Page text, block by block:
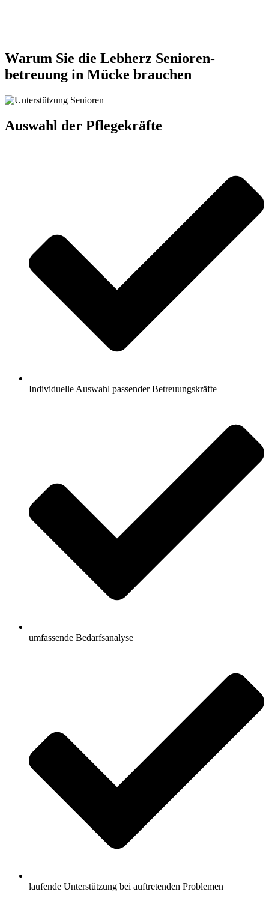
Warum Sie die Lebherz Senioren­
betreuung in Mücke brauchen
Auswahl der Pflegekräfte
Individuelle Auswahl passender Betreuungskräfte
umfassende Bedarfsanalyse
laufende Unterstützung bei auftretenden Problemen